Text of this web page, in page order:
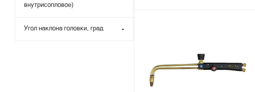
внутрисопловое)
Угол наклона головки, град